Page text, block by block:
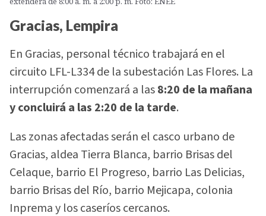
Gracias, Lempira
En Gracias, personal técnico trabajará en el
circuito LFL-L334 de la subestación Las Flores. La
interrupción comenzará a las8:20 de la mañana
y concluirá a las 2:20 de la tarde.
Las zonas afectadas serán el casco urbano de
Gracias, aldea Tierra Blanca, barrio Brisas del
Celaque, barrio El Progreso, barrio Las Delicias,
barrio Brisas del Río, barrio Mejicapa, colonia
Inprema y los caseríos cercanos.